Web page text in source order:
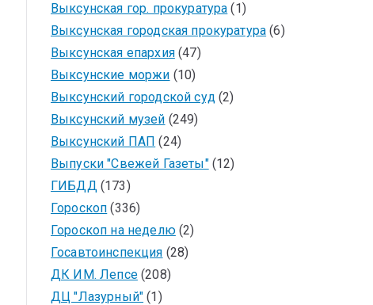
Выксунская гор. прокуратура (1)
Выксунская городская прокуратура (6)
Выксунская епархия(47)
Выксунские моржи (10)
Выксунский городской суд(2)
Выксунский музей (249)
Выксунский ПАП (24)
Выпуски "Свежей Газеты"(12)
ГИБДД(173)
Гороскоп (336)
Гороскоп на неделю(2)
Госавтоинспекция (28)
ДК ИМ. Лепсе(208)
ДЦ "Лазурный" (1)